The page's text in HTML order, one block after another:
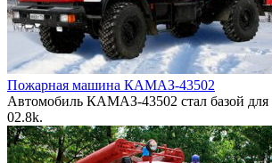
Пожарная машина КАМАЗ-43502
Автомобиль КАМАЗ-43502 стал базой для
02.8k.